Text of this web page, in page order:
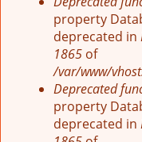
property
deprecated in
1865 of
/var/www/
Deprecated
property
deprecated in